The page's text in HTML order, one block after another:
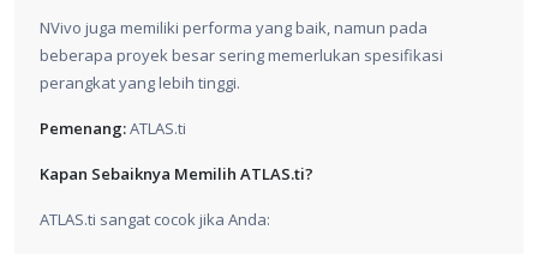
NVivo juga memiliki performa yang baik, namun pada
beberapa proyek besar sering memerlukan spesifikasi
perangkat yang lebih tinggi.
Pemenang:ATLAS.ti
Kapan Sebaiknya Memilih ATLAS.ti?
ATLAS.ti sangat cocok jika Anda: